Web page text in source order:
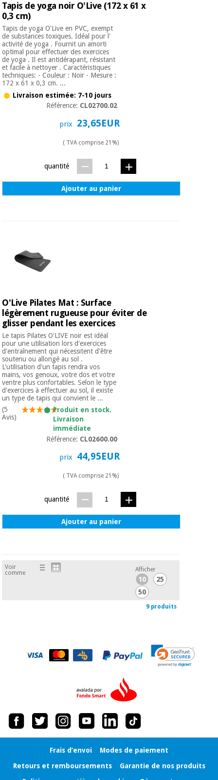
Tapis de yoga noir O'Live (172 x 61 x
0,3 cm)
Tapis de yoga O'Live en PVC, exempt
de substances toxiques. Idéal pour l'
activité de yoga . Fournit un amorti
optimal pour effectuer des exercices
de yoga . Il est antidérapant, résistant
et facile à nettoyer . Caractéristiques
techniques: - Couleur : Noir - Mesure :
172 x 61 x 0,3 cm. ...
Livraison estimée: 7-10 jours
Référence: CL02700.02
prix 23,65EUR
( TVA comprise 21%)
quantité
Ajouter au panier
O'Live Pilates Mat : Surface
légèrement rugueuse pour éviter de
glisser pendant les exercices
Le tapis Pilates O'LIVE noir est idéal
pour une utilisation lors d'exercices
d'entraînement qui nécessitent d'être
soutenu ou allongé au sol .
L'utilisation d'un tapis rendra vos
mains, vos genoux, votre dos et votre
ventre plus confortables. Selon le type
d'exercices à effectuer au sol, il existe
un type de tapis qui convient le ...
(5
Avis)
Produit en stock.
Livraison
immédiate
Référence: CL02600.00
prix 44,95EUR
( TVA comprise 21%)
quantité
Ajouter au panier
Voir
comme
Afficher
10
25
50
9 produits
Frais d’envoi
Modes de paiement
Retours et remboursements
Garantie de nos produits